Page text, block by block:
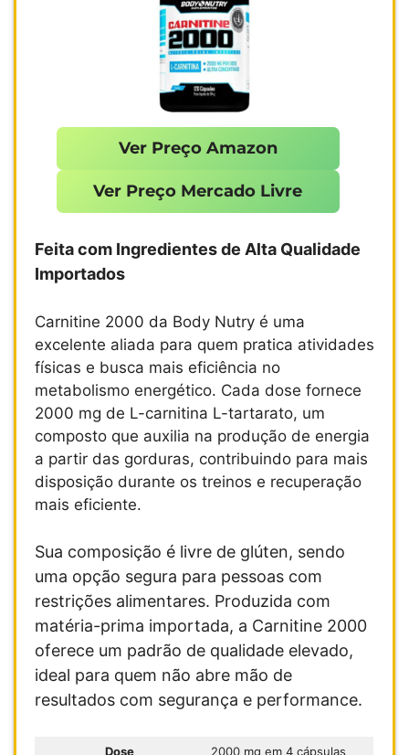
Ver Preço Amazon
Ver Preço Mercado Livre
Feita com Ingredientes de Alta Qualidade
Importados
Carnitine 2000 da Body Nutry é uma
excelente aliada para quem pratica atividades
físicas e busca mais eficiência no
metabolismo energético. Cada dose fornece
2000 mg de L-carnitina L-tartarato, um
composto que auxilia na produção de energia
a partir das gorduras, contribuindo para mais
disposição durante os treinos e recuperação
mais eficiente.
Sua composição é livre de glúten, sendo
uma opção segura para pessoas com
restrições alimentares. Produzida com
matéria-prima importada, a Carnitine 2000
oferece um padrão de qualidade elevado,
ideal para quem não abre mão de
resultados com segurança e performance.
Dose
2000 mg em 4 cápsulas